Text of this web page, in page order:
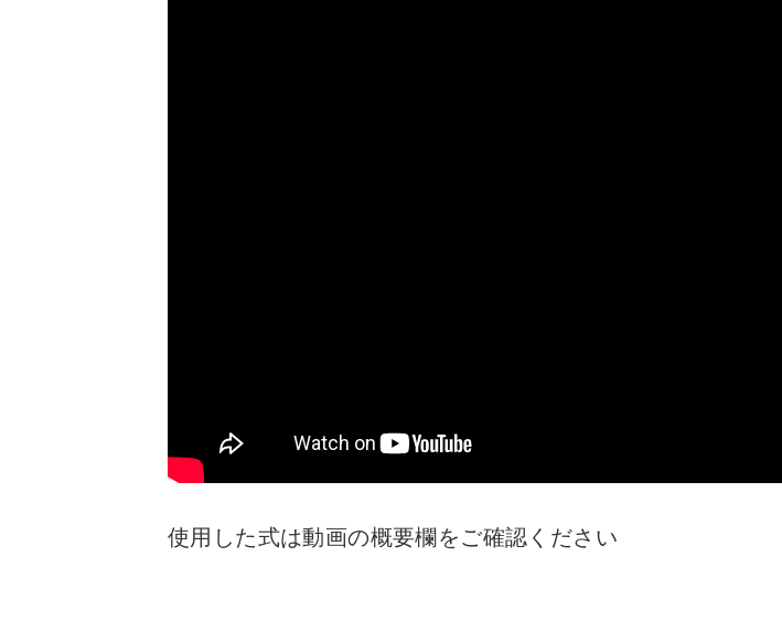
使用した式は動画の概要欄をご確認ください